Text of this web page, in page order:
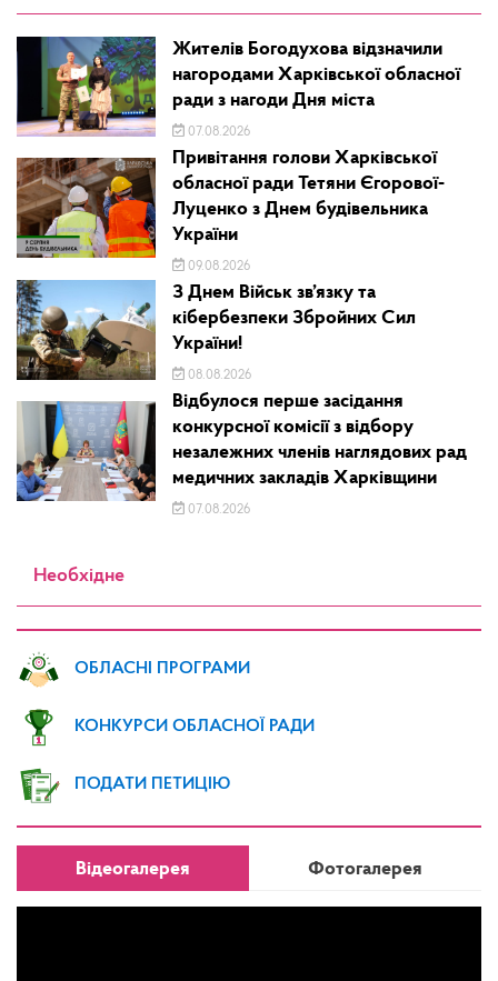
Жителів Богодухова відзначили
нагородами Харківської обласної
ради з нагоди Дня міста
07.08.2026
Привітання голови Харківської
обласної ради Тетяни Єгорової-
Луценко з Днем будівельника
України
09.08.2026
З Днем Військ зв’язку та
кібербезпеки Збройних Сил
України!
08.08.2026
Відбулося перше засідання
конкурсної комісії з відбору
незалежних членів наглядових рад
медичних закладів Харківщини
07.08.2026
Необхідне
ОБЛАСНІ ПРОГРАМИ
КОНКУРСИ ОБЛАСНОЇ РАДИ
ПОДАТИ ПЕТИЦІЮ
Відеогалерея Фотогалерея